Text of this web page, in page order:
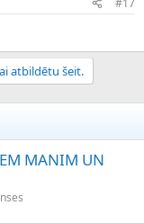
atbildētu šeit.
MANIM UN